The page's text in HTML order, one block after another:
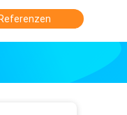
Referenzen